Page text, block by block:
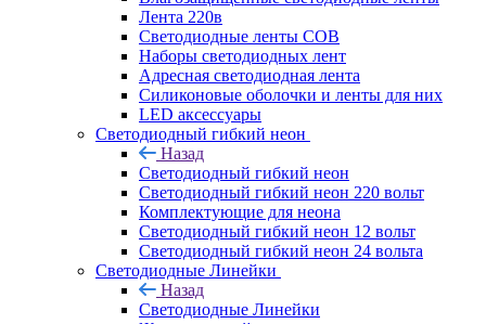
Лента 220в
Светодиодные ленты COB
Наборы светодиодных лент
Адресная светодиодная лента
Силиконовые оболочки и ленты для них
LED аксессуары
Светодиодный гибкий неон
Назад
Светодиодный гибкий неон
Светодиодный гибкий неон 220 вольт
Комплектующие для неона
Светодиодный гибкий неон 12 вольт
Светодиодный гибкий неон 24 вольта
Светодиодные Линейки
Назад
Светодиодные Линейки